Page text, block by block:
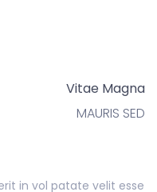
Vitae Magna
MAURIS SED
in vol patate velit esse